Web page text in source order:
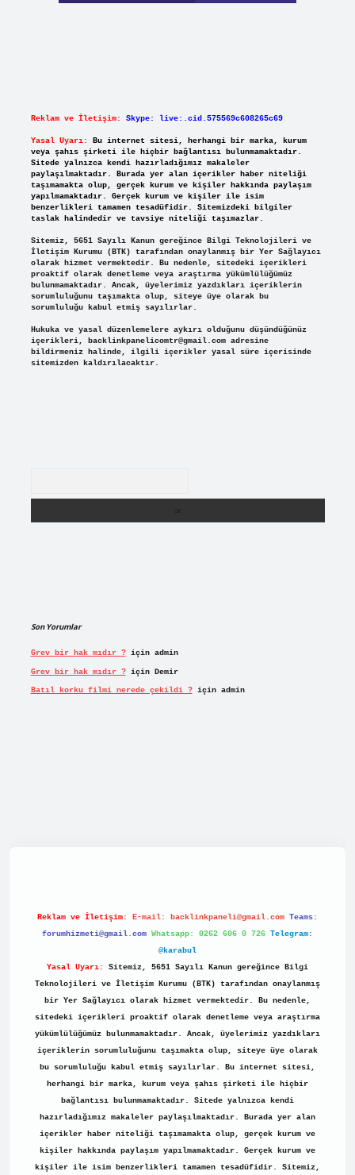
Reklam ve İletişim: Skype: live:.cid.575569c608265c69
Yasal Uyarı:
Bu internet sitesi, herhangi bir marka, kurum
veya şahıs şirketi ile hiçbir bağlantısı bulunmamaktadır.
Sitede yalnızca kendi hazırladığımız makaleler
paylaşılmaktadır. Burada yer alan içerikler haber niteliği
taşımamakta olup, gerçek kurum ve kişiler hakkında paylaşım
yapılmamaktadır. Gerçek kurum ve kişiler ile isim
benzerlikleri tamamen tesadüfidir. Sitemizdeki bilgiler
taslak halindedir ve tavsiye niteliği taşımazlar.
Sitemiz, 5651 Sayılı Kanun gereğince Bilgi Teknolojileri ve
İletişim Kurumu (BTK) tarafından onaylanmış bir Yer Sağlayıcı
olarak hizmet vermektedir. Bu nedenle, sitedeki içerikleri
proaktif olarak denetleme veya araştırma yükümlülüğümüz
bulunmamaktadır. Ancak, üyelerimiz yazdıkları içeriklerin
sorumluluğunu taşımakta olup, siteye üye olarak bu
sorumluluğu kabul etmiş sayılırlar.
Hukuka ve yasal düzenlemelere aykırı olduğunu düşündüğünüz
içerikleri, backlinkpanelicomtr@gmail.comadresine
bildirmeniz halinde, ilgili içerikler yasal süre içerisinde
sitemizden kaldırılacaktır.
Son Yorumlar
Grev bir hak mıdır ?için admin
Grev bir hak mıdır ?için Demir
Batıl korku filmi nerede çekildi ?için admin
Reklam ve İletişim: E-mail: backlinkpaneli@gmail.com Teams:
forumhizmeti@gmail.com Whatsapp: 0262 606 0 726 Telegram:
@karabul
Yasal Uyarı:
Sitemiz, 5651 Sayılı Kanun gereğince Bilgi
Teknolojileri ve İletişim Kurumu (BTK) tarafından onaylanmış
bir Yer Sağlayıcı olarak hizmet vermektedir. Bu nedenle,
sitedeki içerikleri proaktif olarak denetleme veya araştırma
yükümlülüğümüz bulunmamaktadır. Ancak, üyelerimiz yazdıkları
içeriklerin sorumluluğunu taşımakta olup, siteye üye olarak
bu sorumluluğu kabul etmiş sayılırlar. Bu internet sitesi,
herhangi bir marka, kurum veya şahıs şirketi ile hiçbir
bağlantısı bulunmamaktadır. Sitede yalnızca kendi
hazırladığımız makaleler paylaşılmaktadır. Burada yer alan
içerikler haber niteliği taşımamakta olup, gerçek kurum ve
kişiler hakkında paylaşım yapılmamaktadır. Gerçek kurum ve
kişiler ile isim benzerlikleri tamamen tesadüfidir. Sitemiz,